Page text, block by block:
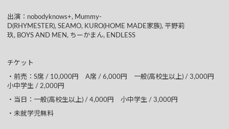
出演：nobodyknows+, Mummy-
D(RHYMESTER), SEAMO, KURO(HOME MADE家族), 平野莉
玖, BOYS AND MEN, ちーかまん, ENDLESS
チケット
・前売：S席 / 10,000円 A席 / 6,000円 一般(高校生以上) / 3,000円
小中学生 / 2,000円
・当日：一般(高校生以上) / 4,000円 小中学生 / 3,000円
・未就学児無料